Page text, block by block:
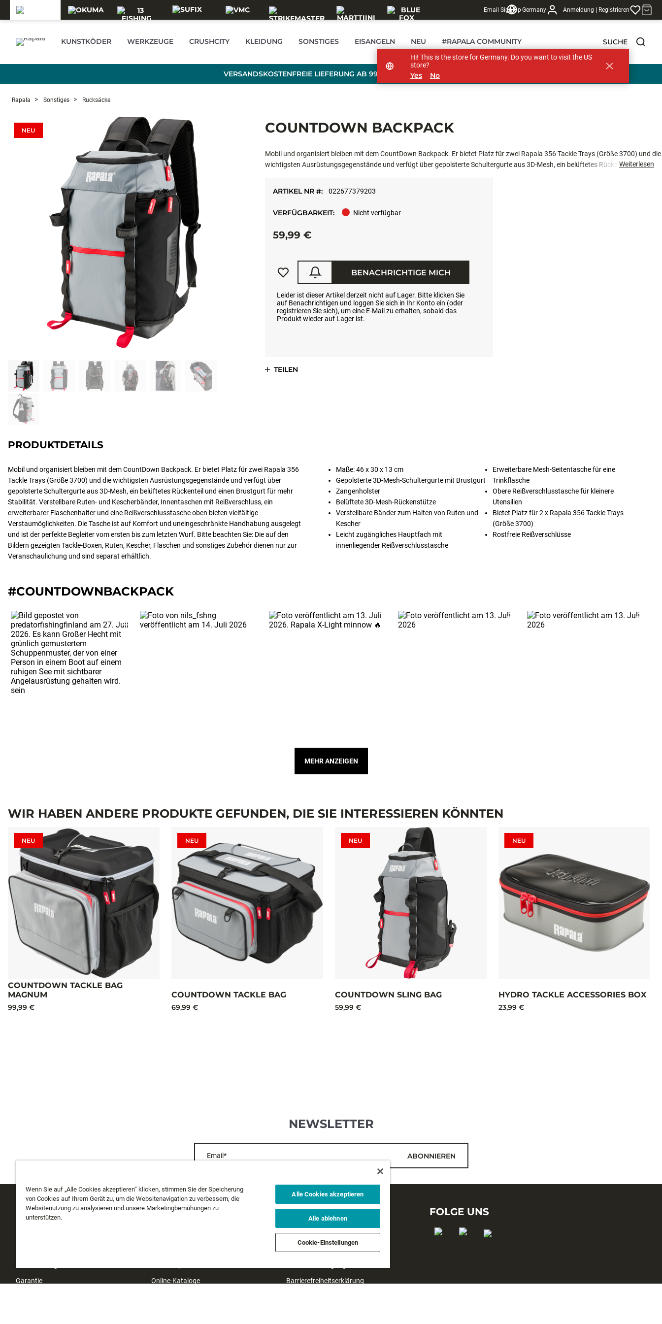
Email Sign UpGermany Anmeldung | Registrieren
KUNSTKÖDER WERKZEUGE CRUSHCITY KLEIDUNG SONSTIGES EISANGELN NEU #RAPALA COMMUNITY SUCHE
VERSANDSKOSTENFREIE LIEFERUNG AB 99 € BESTELLWERT
Rapala Sonstiges Rucksäcke
NEU COUNTDOWN BACKPACK
Mobil und organisiert bleiben mit dem CountDown Backpack. Er bietet Platz für zwei Rapala 356 Tackle Trays (Größe 3700) und die
wichtigsten Ausrüstungsgegenstände und verfügt über gepolsterte Schultergurte aus 3D-Mesh, ein belüftetes Rückenteil und einen
auf den Bildern gezeigten Tackle-Boxen, Ruten, Kescher, Flaschen und sonstiges Zubehör dienen nur zur Veranschaulichung und
Weiterlesen
ARTIKEL NR #: 022677379203
VERFÜGBARKEIT: Nicht verfügbar
59,99 €
Leider ist dieser Artikel derzeit nicht auf Lager. Bitte klicken Sie
auf Benachrichtigen und loggen Sie sich in Ihr Konto ein (oder
registrieren Sie sich), um eine E-Mail zu erhalten, sobald das
Produkt wieder auf Lager ist.
BENACHRICHTIGE MICH
TEILEN
PRODUKTDETAILS
Mobil und organisiert bleiben mit dem CountDown Backpack. Er bietet Platz für zwei Rapala 356
Tackle Trays (Größe 3700) und die wichtigsten Ausrüstungsgegenstände und verfügt über
gepolsterte Schultergurte aus 3D-Mesh, ein belüftetes Rückenteil und einen Brustgurt für mehr
Stabilität. Verstellbare Ruten- und Kescherbänder, Innentaschen mit Reißverschluss, ein
erweiterbarer Flaschenhalter und eine Reißverschlusstasche oben bieten vielfältige
Verstaumöglichkeiten. Die Tasche ist auf Komfort und uneingeschränkte Handhabung ausgelegt
und ist der perfekte Begleiter vom ersten bis zum letzten Wurf. Bitte beachten Sie: Die auf den
Bildern gezeigten Tackle-Boxen, Ruten, Kescher, Flaschen und sonstiges Zubehör dienen nur zur
Veranschaulichung und sind separat erhältlich.
Maße: 46 x 30 x 13 cm
Gepolsterte 3D-Mesh-Schultergurte mit Brustgurt
Zangenholster
Belüftete 3D-Mesh-Rückenstütze
Verstellbare Bänder zum Halten von Ruten und
Kescher
Leicht zugängliches Hauptfach mit
innenliegender Reißverschlusstasche
Erweiterbare Mesh-Seitentasche für eine
Trinkflasche
Obere Reißverschlusstasche für kleinere
Utensilien
Bietet Platz für 2 x Rapala 356 Tackle Trays
(Größe 3700)
Rostfreie Reißverschlüsse
#COUNTDOWNBACKPACK
MEHR ANZEIGEN
WIR HABEN ANDERE PRODUKTE GEFUNDEN, DIE SIE INTERESSIEREN KÖNNTEN
NEU
COUNTDOWN TACKLE BAG
MAGNUM
99,99 €
NEU
COUNTDOWN TACKLE BAG
69,99 €
NEU
COUNTDOWN SLING BAG
59,99 €
NEU
HYDRO TACKLE ACCESSORIES BOX
23,99 €
NEWSLETTER
Email* ABONNIEREN
KUNDENDIENST
Garantie
ÜBER UNS
Online-Kataloge
RECHTLICHES
Datenschutzbestimmungen
Barrierefreiheitserklärung
FOLGE UNS
Hi! This is the store for Germany. Do you want to visit the US
store?
Yes No
Wenn Sie auf „Alle Cookies akzeptieren“ klicken, stimmen Sie der Speicherung
von Cookies auf Ihrem Gerät zu, um die Websitenavigation zu verbessern, die
Websitenutzung zu analysieren und unsere Marketingbemühungen zu
unterstützen.
Alle Cookies akzeptieren
Alle ablehnen
Cookie-Einstellungen